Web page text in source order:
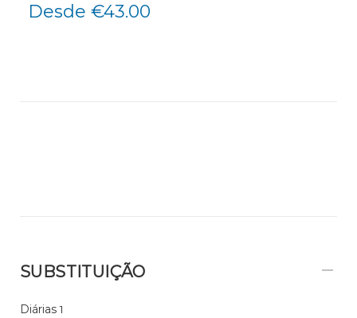
Desde €43.00
SUBSTITUIÇÃO
Diárias 1